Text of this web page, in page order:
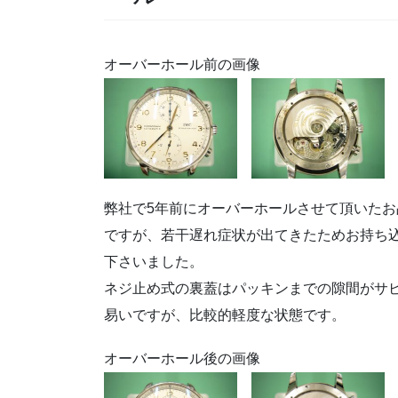
オーバーホール前の画像
弊社で5年前にオーバーホールさせて頂いた
ですが、若干遅れ症状が出てきたためお持ち
下さいました。
ネジ止め式の裏蓋はパッキンまでの隙間がサ
易いですが、比較的軽度な状態です。
オーバーホール後の画像